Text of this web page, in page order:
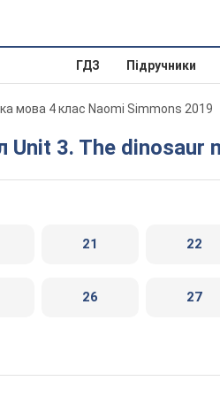
ГДЗ Підручники
мова 4 клас Naomi Simmons 2019
Unit 3. The dinosaur
21 22
26 27